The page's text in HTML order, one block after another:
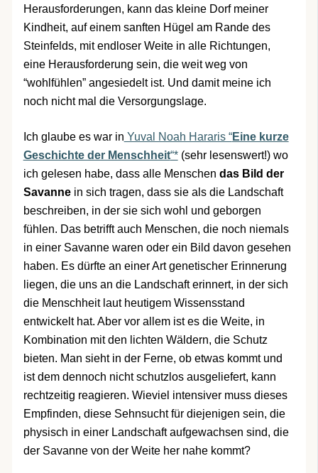
Herausforderungen, kann das kleine Dorf meiner
Kindheit, auf einem sanften Hügel am Rande des
Steinfelds, mit endloser Weite in alle Richtungen,
eine Herausforderung sein, die weit weg von
“wohlfühlen” angesiedelt ist. Und damit meine ich
noch nicht mal die Versorgungslage.
Ich glaube es war in Yuval Noah Hararis “Eine kurze
Geschichte der Menschheit“*(sehr lesenswert!) wo
ich gelesen habe, dass alle Menschen das Bild der
Savannein sich tragen, dass sie als die Landschaft
beschreiben, in der sie sich wohl und geborgen
fühlen. Das betrifft auch Menschen, die noch niemals
in einer Savanne waren oder ein Bild davon gesehen
haben. Es dürfte an einer Art genetischer Erinnerung
liegen, die uns an die Landschaft erinnert, in der sich
die Menschheit laut heutigem Wissensstand
entwickelt hat. Aber vor allem ist es die Weite, in
Kombination mit den lichten Wäldern, die Schutz
bieten. Man sieht in der Ferne, ob etwas kommt und
ist dem dennoch nicht schutzlos ausgeliefert, kann
rechtzeitig reagieren. Wieviel intensiver muss dieses
Empfinden, diese Sehnsucht für diejenigen sein, die
physisch in einer Landschaft aufgewachsen sind, die
der Savanne von der Weite her nahe kommt?